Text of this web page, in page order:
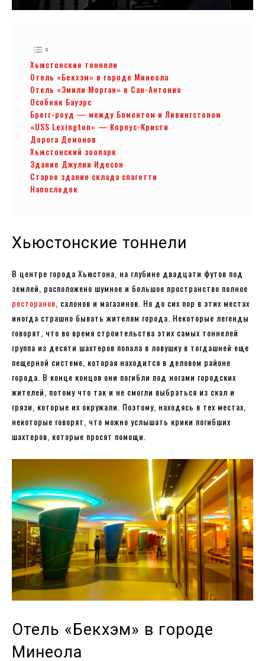
Хьюстонские тоннели
Отель «Бекхэм» в городе Минеола
Отель «Эмили Морган» в Сан-Антонио
Особняк Бауэрс
Брегг-роуд — между Бомонтом и Ливингстоном
«USS Lexington» — Корпус-Кристи
Дорога Демонов
Хьюстонский зоопарк
Здание Джулии Идесон
Старое здание склада спагетти
Напоследок
Хьюстонские тоннели
В центре города Хьюстона, на глубине двадцати футов под
землей, расположено шумное и большое пространство полное
ресторанов, салонов и магазинов. Но до сих пор в этих местах
иногда страшно бывать жителям города. Некоторые легенды
говорят, что во время строительства этих самых тоннелей
группа из десяти шахтеров попала в ловушку в тогдашней еще
пещерной системе, которая находится в деловом районе
города. В конце концов они погибли под ногами городских
жителей, потому что так и не смогли выбраться из скал и
грязи, которые их окружали. Поэтому, находясь в тех местах,
некоторые говорят, что можно услышать крики погибших
шахтеров, которые просят помощи.
Отель «Бекхэм» в городе
Минеола